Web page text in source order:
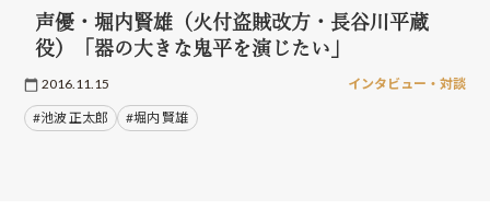
声優・堀内賢雄（火付盗賊改方・長谷川平蔵
役）「器の大きな鬼平を演じたい」
2016.11.15 インタビュー・対談
#池波 正太郎 #堀内 賢雄